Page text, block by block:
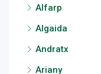
Alfarp
Algaida
Andratx
Ariany